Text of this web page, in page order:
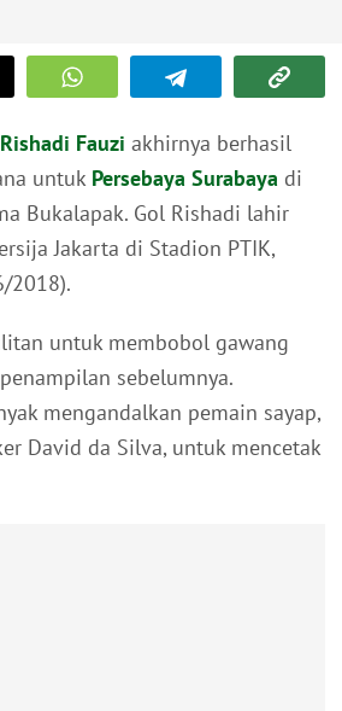
Rishadi Fauzi akhirnya berhasil
untuk Persebaya Surabaya di
Bukalapak. Gol Rishadi lahir
Jakarta di Stadion PTIK,
2018).
untuk membobol gawang
sebelumnya.
mengandalkan pemain sayap,
David da Silva, untuk mencetak